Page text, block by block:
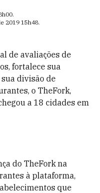
.
201915h48.
de avaliações de
fortalece sua
divisão de
o TheFork,
a 18 cidades em
do TheFork na
à plataforma,
que